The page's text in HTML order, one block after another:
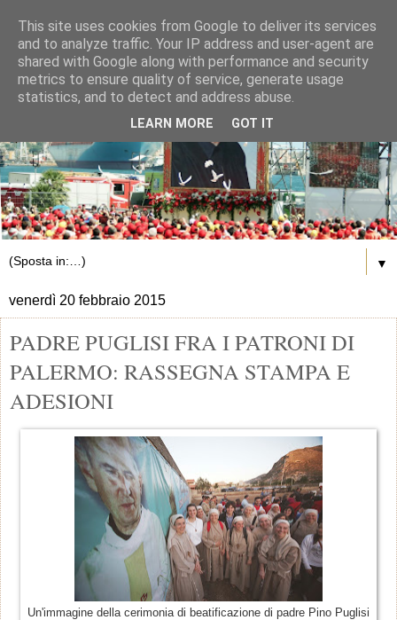
▼
venerdì 20 febbraio 2015
PADRE PUGLISI FRA I PATRONI DI
PALERMO: RASSEGNA STAMPA E
ADESIONI
Un'immagine della cerimonia di beatificazione di padre Pino Puglisi
This site uses cookies from Google to deliver its services
and to analyze traffic. Your IP address and user-agent are
shared with Google along with performance and security
metrics to ensure quality of service, generate usage
statistics, and to detect and address abuse.
LEARN MORE GOT IT